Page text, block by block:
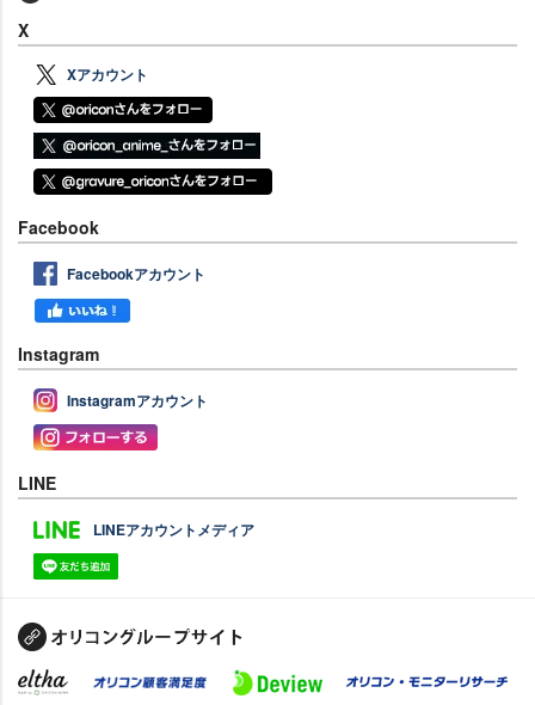
X
Xアカウント
Facebook
Facebookアカウント
Instagram
Instagramアカウント
LINE
LINEアカウントメディア